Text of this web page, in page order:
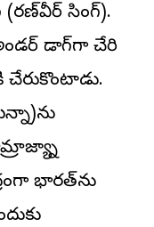
సింగ్).
డాగ్‌గా చేరి
భారత్‌ను